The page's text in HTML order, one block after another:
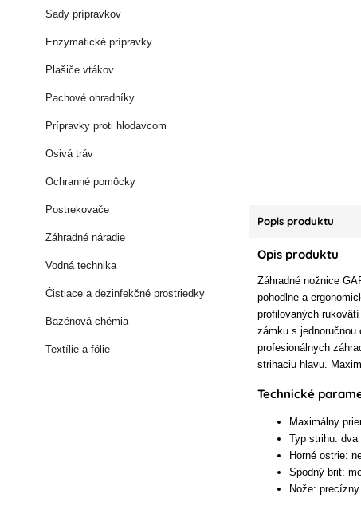
Sady prípravkov
Enzymatické prípravky
Plašiče vtákov
Pachové ohradníky
Prípravky proti hlodavcom
Osivá tráv
Ochranné pomôcky
Postrekovače
Záhradné náradie
Vodná technika
Čistiace a dezinfekčné prostriedky
Bazénová chémia
Textílie a fólie
Popis produktu
Opis produktu
Záhradné nožnice
pohodlne a
profilovaných
zámku s
profesionálnych
strihaciu hlavu.
Technické
Maximálny
Typ strihu: dva
Horné ostrie:
Spodný brit:
Nože: